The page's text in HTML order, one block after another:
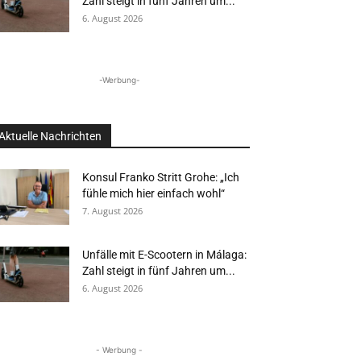
6. August 2026
-Werbung-
Nachrichten
Konsul Franko Stritt Grohe: „Ich
fühle mich hier einfach wohl“
7. August 2026
Unfälle mit E-Scootern in Málaga:
Zahl steigt in fünf Jahren um...
6. August 2026
- Werbung -